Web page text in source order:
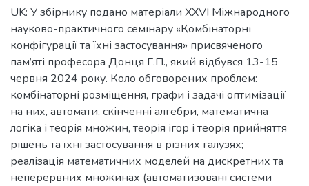
UK: У збірнику подано матеріали XXVІ Міжнародного
науково-практичного семінару «Комбінаторні
конфігурації та їхні застосування» присвяченого
пам’яті професора Донця Г.П., який відбувся 13-15
червня 2024 року. Коло обговорених проблем:
комбінаторні розміщення, графи і задачі оптимізації
на них, автомати, скінченні алгебри, математична
логіка і теорія множин, теорія ігор і теорія прийняття
рішень та їхні застосування в різних галузях;
реалізація математичних моделей на дискретних та
неперервних множинах (автоматизовані системи